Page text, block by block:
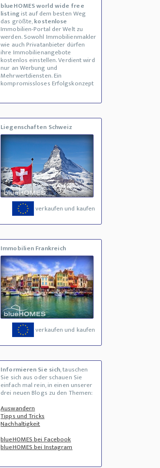
blueHOMES world wide free
listingist auf dem besten Weg
das größte,kostenlose
Immobilien-Portal der Welt zu
werden. Sowohl Immobilienmakler
wie auch Privatanbieter dürfen
ihre Immobilienangebote
kostenlos einstellen. Verdient wird
nur an Werbung und
Mehrwertdiensten. Ein
kompromissloses Erfolgskonzept
Liegenschaften Schweiz
verkaufen und kaufen
Immobilien Frankreich
verkaufen und kaufen
Informieren Sie sich, tauschen
Sie sich aus oder schauen Sie
einfach mal rein, in einen unserer
drei neuen Blogs zu den Themen:
Auswandern
Tipps und Tricks
Nachhaltigkeit
blueHOMES bei Facebook
blueHOMES bei Instagram